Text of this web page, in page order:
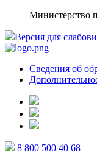
Министерство
Версия для
Сведения об
8 800 500 40 68